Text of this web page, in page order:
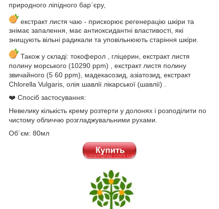
природного ліпідного бар´єру,
екстракт листя чаю - прискорює регенерацію шкіри та
знімає запалення, має антиоксидантні властивості, які
знищують вільні радикали та уповільнюють старіння шкіри.
Також у складі: токоферол , гліцерин, екстракт листя
полину морського (10290 ppm) , екстракт листя полину
звичайного (5 60 ppm), мадекасозид, азіатозид, екстракт
Chlorella Vulgaris, олія шавлії лікарської (шавлії) .
❤️ Спосіб застосування:
Невелику кількість крему розтерти у долонях і розподілити по
чистому обличчю розгладжувальними рухами.
Об´єм: 80мл